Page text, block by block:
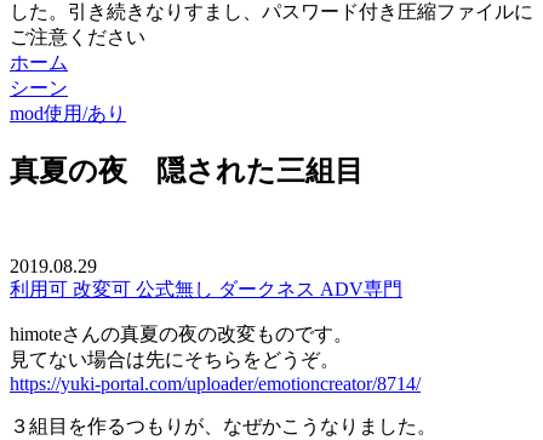
した。引き続きなりすまし、パスワード付き圧縮ファイルに
ご注意ください
ホーム
シーン
mod使用/あり
真夏の夜 隠された三組目
2019.08.29
利用可 改変可 公式無し ダークネス ADV専門
himoteさんの真夏の夜の改変ものです。
見てない場合は先にそちらをどうぞ。
https://yuki-portal.com/uploader/emotioncreator/8714/
３組目を作るつもりが、なぜかこうなりました。